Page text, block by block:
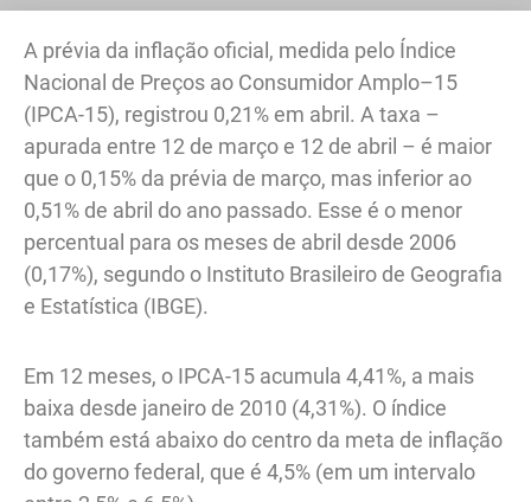
A prévia da inflação oficial, medida pelo Índice
Nacional de Preços ao Consumidor Amplo–15
(IPCA-15), registrou 0,21% em abril. A taxa –
apurada entre 12 de março e 12 de abril – é maior
que o 0,15% da prévia de março, mas inferior ao
0,51% de abril do ano passado. Esse é o menor
percentual para os meses de abril desde 2006
(0,17%), segundo o Instituto Brasileiro de Geografia
e Estatística (IBGE).
Em 12 meses, o IPCA-15 acumula 4,41%, a mais
baixa desde janeiro de 2010 (4,31%). O índice
também está abaixo do centro da meta de inflação
do governo federal, que é 4,5% (em um intervalo